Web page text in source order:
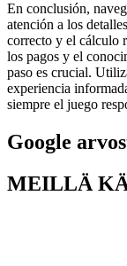
En conclusión,
atención a los
correcto y el cálculo
los pagos y el
paso es crucial.
experiencia
siempre el juego
Google
MEILLÄ